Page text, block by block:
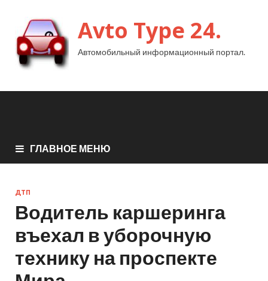
Avto Type 24.
Автомобильный информационный портал.
ГЛАВНОЕ МЕНЮ
ДТП
Водитель каршеринга
въехал в уборочную
технику на проспекте